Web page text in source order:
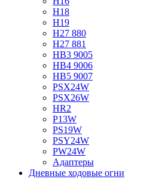
H18
H19
H27 880
H27 881
HB3 9005
HB4 9006
HB5 9007
PSX24W
PSX26W
HR2
P13W
PS19W
PSY24W
PW24W
Адаптеры
Дневные ходовые огни